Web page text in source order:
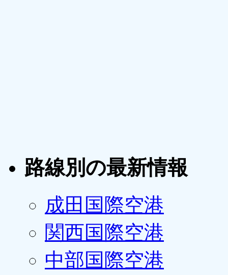
路線別の最新情報
成田国際空港
関西国際空港
中部国際空港